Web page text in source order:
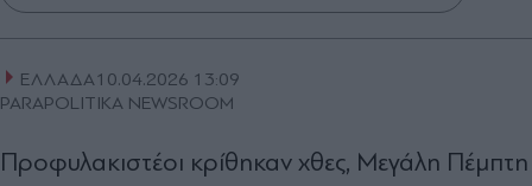
ΕΛΛΑΔΑ10.04.2026 13:09
PARAPOLITIKA NEWSROOM
Προφυλακιστέοι κρίθηκαν χθες, Μεγάλη Πέμπτη